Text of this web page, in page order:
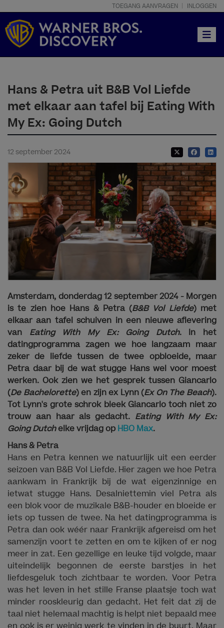
TOEGANG AANVRAGEN INLOGGEN
Hans & Petra uit B&B Vol Liefde
met elkaar aan tafel bij Eating With
My Ex: Going Dutch
12 september 2024
Amsterdam, donderdag 12 september 2024 - Morgen
is te zien hoe Hans & Petra (B&B Vol Liefde) met
elkaar aan tafel schuiven in een nieuwe aflevering
van Eating With My Ex: Going Dutch. In het
datingprogramma zagen we hoe langzaam maar
zeker de liefde tussen de twee opbloeide, maar
Petra daar bij de wat stugge Hans wel voor moest
werken. Ook zien we het gesprek tussen Giancarlo
(De Bachelorette) en zijn ex Lynn (Ex On The Beach).
Tot Lynn's grote schrok bleek Giancarlo toch niet zo
trouw aan haar als gedacht. Eating With My Ex:
Going Dutchelke vrijdag op HBO Max.
Hans & Petra
Hans en Petra kennen we natuurlijk uit een eerder
seizoen van B&B Vol Liefde. Hier zagen we hoe Petra
aankwam in Frankrijk bij de wat eigenzinnige en
ietwat stugge Hans. Desalniettemin viel Petra als
een blok voor de muzikale B&B-houder en bloeide er
iets op tussen de twee. Na het datingprogramma is
Petra dan ook wéér naar Frankrijk afgereisd om het
samenzijn voort te zetten en om te kijken of er nog
meer in zat. Een gezellige en leuke tijd volgde, maar
uiteindelijk begonnen de eerste barstjes in het
liefdesgeluk toch zichtbaar te worden. Voor Petra
was het leven in het stille Franse plaatsje toch wat
minder rooskleurig dan gedacht. Het feit dat zij de
taal niet helemaal machtig is helpt niet bepaald mee